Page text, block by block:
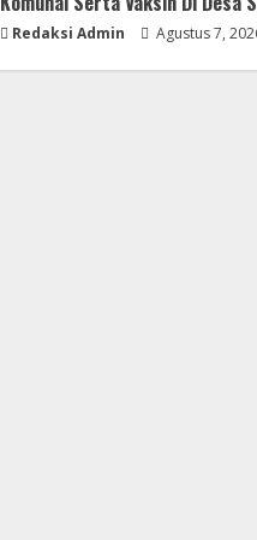
Redaksi Admin Agustus 7,